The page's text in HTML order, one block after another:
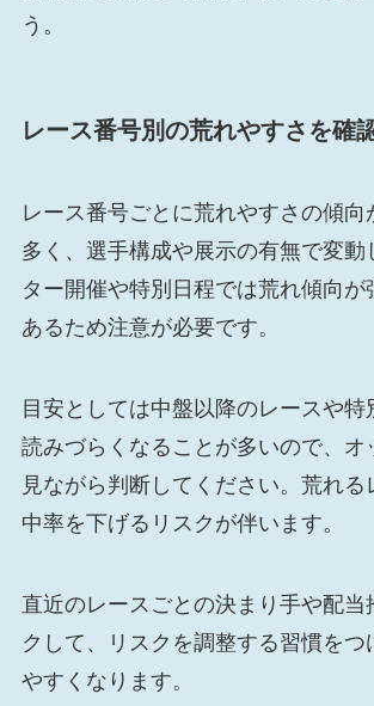
う。
レース番号別の荒れやすさを確
レース番号ごとに荒れやすさの傾向
多く、選手構成や展示の有無で変動
ター開催や特別日程では荒れ傾向が
あるため注意が必要です。
目安としては中盤以降のレースや特
読みづらくなることが多いので、オ
見ながら判断してください。荒れる
中率を下げるリスクが伴います。
直近のレースごとの決まり手や配当
クして、リスクを調整する習慣をつ
やすくなります。